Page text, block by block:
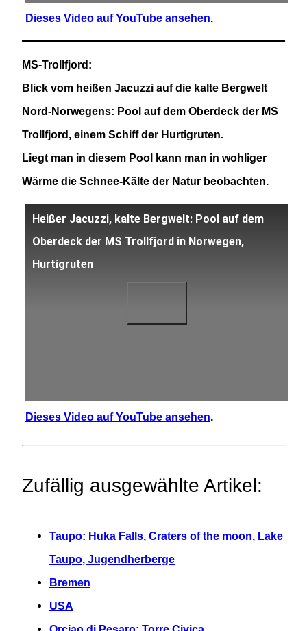
Dieses Video auf YouTube ansehen.
MS-Trollfjord:
Blick vom heißen Jacuzzi auf die kalte Bergwelt
Nord-Norwegens: Pool auf dem Oberdeck der MS
Trollfjord, einem Schiff der Hurtigruten.
Liegt man in diesem Pool kann man in wohliger
Wärme die Schnee-Kälte der Natur beobachten.
Heißer Jacuzzi, kalte Bergwelt: Pool auf dem
Oberdeck der MS Trollfjord in Norwegen,
Hurtigruten
Dieses Video auf YouTube ansehen
Zufällig ausgewählte Artikel:
Taupo: Huka Falls, Craters of the moon, Lake
Taupo, Jugendherberge
Bremen
USA